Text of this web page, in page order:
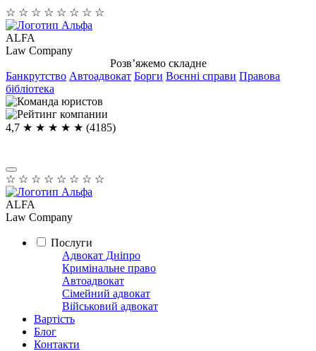
☆ ☆ ☆ ☆ ☆ ☆ ☆ ☆
ALFA
Law Company
Розв’яжемо складне
Банкрутство Автоадвокат Борги Воєнні справи Правова
бібліотека
4,7 ★ ★ ★ ★ ★ (4185)
☆ ☆ ☆ ☆ ☆ ☆ ☆ ☆
ALFA
Law Company
Послуги
Адвокат Дніпро
Кримінальне право
Автоадвокат
Сімейний адвокат
Військовий адвокат
Вартість
Блог
Контакти